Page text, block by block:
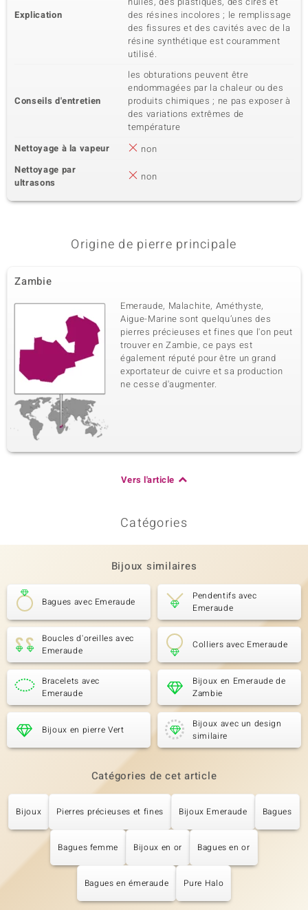
Explication
des résines incolores ; le remplissage
des fissures et des cavités avec de la
résine synthétique est couramment
utilisé.
Conseils d'entretien
les obturations peuvent être
endommagées par la chaleur ou des
produits chimiques ; ne pas exposer à
des variations extrêmes de
température
Nettoyage à la vapeur
non
Nettoyage par
ultrasons
non
Origine de pierre principale
Zambie
Emeraude, Malachite, Améthyste,
Aigue-Marine sont quelqu’unes des
pierres précieuses et fines que l'on peut
trouver en Zambie, ce pays est
également réputé pour être un grand
exportateur de cuivre et sa production
ne cesse d'augmenter.
Vers l'article
Catégories
Bijoux similaires
Bagues avec Emeraude
Pendentifs avec
Emeraude
Boucles d'oreilles avec
Emeraude
Colliers avec Emeraude
Bracelets avec
Emeraude
Bijoux en Emeraude de
Zambie
Bijoux en pierre Vert
Bijoux avec un design
similaire
Catégories de cet article
Bijoux Pierres précieuses et fines Bijoux Emeraude Bagues
Bagues femme Bijoux en or Bagues en or
Bagues en émeraude Pure Halo